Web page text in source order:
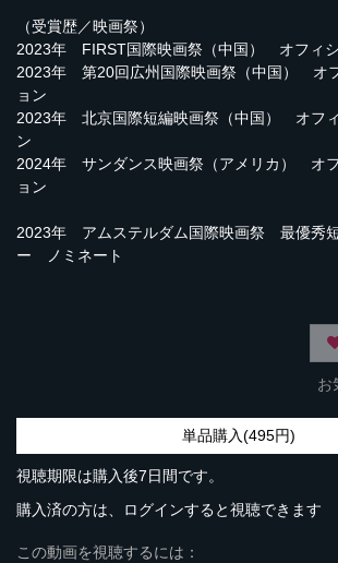
（受賞歴／映画祭）
2023年 FIRST国際映画祭（中国） オフィ
2023年 第20回広州国際映画祭（中国） オ
ョン
2023年 北京国際短編映画祭（中国） オフィ
ン
2024年 サンダンス映画祭（アメリカ） オ
ョン
2023年 アムステルダム国際映画祭 最優秀短
ー ノミネート
お
単品購入(495円)
視聴期限は購入後7日間です。
購入済の方は、ログインすると視聴できます
この動画を視聴するには：